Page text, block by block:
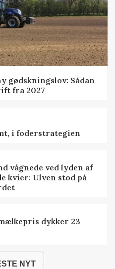
gødskningslov: Sådan
fra 2027
i foderstrategien
vågnede ved lyden af
kvier: Ulven stod på
dykker 23
NYT